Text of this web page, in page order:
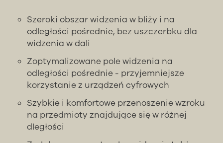
Szeroki obszar widzenia w bliży i na
odległości pośrednie, bez uszczerbku dla
widzenia w dali
Zoptymalizowane pole widzenia na
odległości pośrednie - przyjemniejsze
korzystanie z urządzeń cyfrowych
Szybkie i komfortowe przenoszenie wzroku
na przedmioty znajdujące się w różnej
dległości